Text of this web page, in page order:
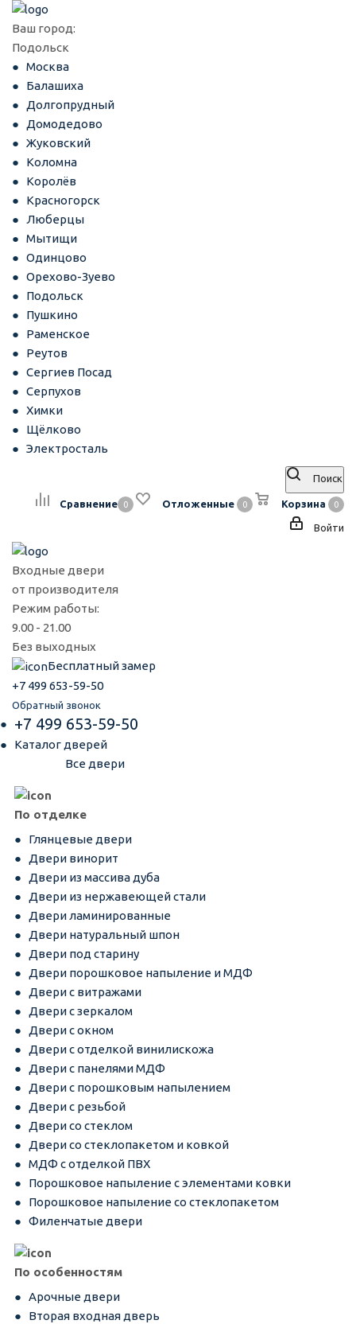
Ваш город:
Подольск
Москва
Балашиха
Долгопрудный
Домодедово
Жуковский
Коломна
Королёв
Красногорск
Люберцы
Мытищи
Одинцово
Орехово-Зуево
Подольск
Пушкино
Раменское
Реутов
Сергиев Посад
Серпухов
Химки
Щёлково
Электросталь
Поиск
Сравнение 0 Отложенные 0 Корзина 0
Войти
Входные двери
от производителя
Режим работы:
9.00 - 21.00
Без выходных
Бесплатный замер
+7 499 653-59-50
Обратный звонок
+7 499 653-59-50
Каталог дверей
Все двери
По отделке
Глянцевые двери
Двери винорит
Двери из массива дуба
Двери из нержавеющей стали
Двери ламинированные
Двери натуральный шпон
Двери под старину
Двери порошковое напыление и МДФ
Двери с витражами
Двери с зеркалом
Двери с окном
Двери с отделкой винилискожа
Двери с панелями МДФ
Двери с порошковым напылением
Двери с резьбой
Двери со стеклом
Двери со стеклопакетом и ковкой
МДФ с отделкой ПВХ
Порошковое напыление с элементами ковки
Порошковое напыление со стеклопакетом
Филенчатые двери
По особенностям
Арочные двери
Вторая входная дверь